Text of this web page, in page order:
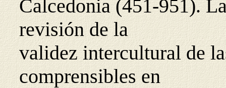
Calcedonia (451-951).
revisión de la
validez intercultural de
comprensibles en